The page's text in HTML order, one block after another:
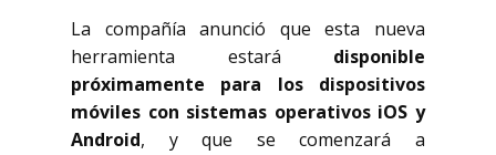
La compañía anunció que esta nueva
herramienta estará disponible
próximamente para los dispositivos
móviles con sistemas operativos iOS y
Android, y que se comenzará a